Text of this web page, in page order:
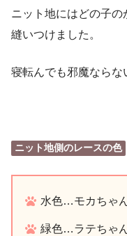
ニット地にはどの子
縫いつけました。
寝転んでも邪魔ならな
ニット地側のレースの色
水色…モカちゃ
緑色…ラテちゃ